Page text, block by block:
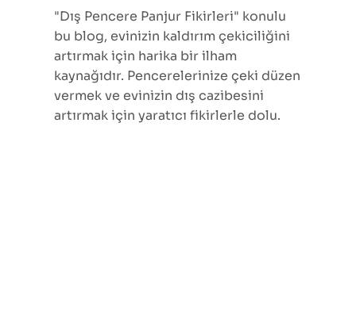
"Dış Pencere Panjur Fikirleri" konulu
bu blog, evinizin kaldırım çekiciliğini
artırmak için harika bir ilham
kaynağıdır. Pencerelerinize çeki düzen
vermek ve evinizin dış cazibesini
artırmak için yaratıcı fikirlerle dolu.